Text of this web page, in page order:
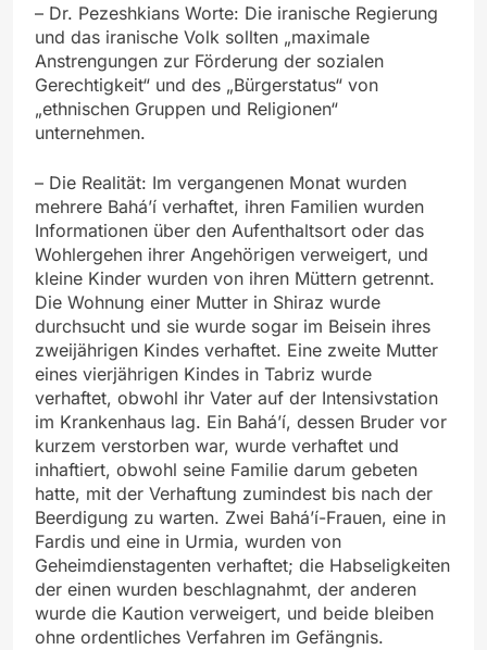
– Dr. Pezeshkians Worte: Die iranische Regierung
und das iranische Volk sollten „maximale
Anstrengungen zur Förderung der sozialen
Gerechtigkeit“ und des „Bürgerstatus“ von
„ethnischen Gruppen und Religionen“
unternehmen.
– Die Realität: Im vergangenen Monat wurden
mehrere Bahá’í verhaftet, ihren Familien wurden
Informationen über den Aufenthaltsort oder das
Wohlergehen ihrer Angehörigen verweigert, und
kleine Kinder wurden von ihren Müttern getrennt.
Die Wohnung einer Mutter in Shiraz wurde
durchsucht und sie wurde sogar im Beisein ihres
zweijährigen Kindes verhaftet. Eine zweite Mutter
eines vierjährigen Kindes in Tabriz wurde
verhaftet, obwohl ihr Vater auf der Intensivstation
im Krankenhaus lag. Ein Bahá’í, dessen Bruder vor
kurzem verstorben war, wurde verhaftet und
inhaftiert, obwohl seine Familie darum gebeten
hatte, mit der Verhaftung zumindest bis nach der
Beerdigung zu warten. Zwei Bahá’í-Frauen, eine in
Fardis und eine in Urmia, wurden von
Geheimdienstagenten verhaftet; die Habseligkeiten
der einen wurden beschlagnahmt, der anderen
wurde die Kaution verweigert, und beide bleiben
ohne ordentliches Verfahren im Gefängnis.